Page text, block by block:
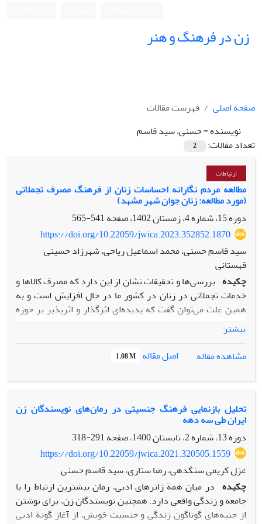
زن در فرهنگ و هنر
صفحه اصلی
فهرست مقالات
نویسنده =حسنی، سید قاسم
تعداد مقالات:
2
ارتباطات
مطالعه مردم نگارانه احساسات زنان از فرهنگ مصرف تجملاتی
(مورد مطالعه: زنان جوان شهر مشهد)
دوره 15، شماره 4، زمستان 1402، صفحه
541-565
https://doi.org/10.22059/jwica.2023.352852.1870
سید قاسم حسنی، محمد اسماعیل ریاحی، شهرزاد حسینی
قهستانی
چکیده بررسی‌ها و تحقیقات نشان از این دارد که مصرف کالاها و
خدمات تجملاتی در زنان در کشور ما در حال افزایش است و به
همین علت می‌توان گفت که پدیده‌ای اثرگذار و اثرپذیر بر حوزه
احساسات کنشگران اجتماعی است برخی از پژوهش‌ها این را بیان
کرده‌اند که مصرف کالاهای لوکس در احساس هویت و یا حتی
تبدیل ناراحتی به خوشحالی بسیار اثرگذار است و فرآیندهای
اجتماعی این تغییر احساسات هدفی است که این پژوهش دنبال
کرده است. با توجه به اینکه مصرف اساسا امری است که بیشتر
است.«تعریف احساسات به مرور زمان از روانشناسی فاصله گرفته
و برای خود تعریفی متعلق به علوم اجتماعی پیدا کرده و در
نظریه‌های علوم اجتماعی احساس را اینگونه بیان می‌کنند:
عکس‌العملی بدنی در مقابل شرایط اجتماعی که در یک فضای کنش
متقابل نمادین به وجود می‌آید. ظهور احساس در انسان تحت تأثیر
شرایط اجتماعی به وجود می‌آید و در دو سطح خرد و کلان است در
سطح خرد فرد تا در کنش متقابل با کسی نباشد احساس به وجود
نمی‌آید» و طبیعی است که با این رویکرد بررسی موضوع مورد
مطالعه در این تحقیق کاملا جنبه اجتماعی پیدا می‎کند؛ پژوهشگر به
بیشتر
مشاهده مقاله
اصل مقاله 1.08 M
تحلیل بازنمایی فرهنگ جنسیتی در رمان‌های نویسندگان زن
ایران طی سه دهه
دوره 13، شماره 2، تابستان 1400، صفحه
291-318
https://doi.org/10.22059/jwica.2021.320505.1559
غزل کریمی سنگدهی، رضا ستاری، سید قاسم حسنی
چکیده در میان همة ژانرهای ادبی، رمان بیشترین ارتباط را با
جامعه و زندگی واقعی دارد. همچنین نویسندگان زن، برای نوشتن
از جنبه‌های گوناگون زندگی و جنسیت خویش، از آغاز گونة ادبی